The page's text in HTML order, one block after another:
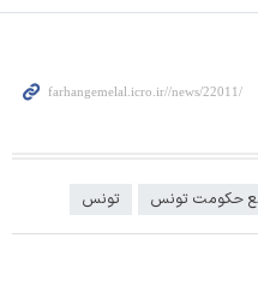
حکومت تونس تونس